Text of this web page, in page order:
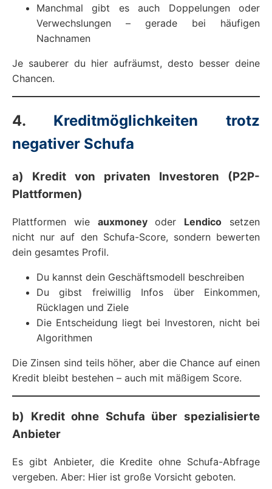
Manchmal gibt es auch Doppelungen oder
Verwechslungen – gerade bei häufigen
Nachnamen
Je sauberer du hier aufräumst, desto besser deine
Chancen.
4. Kreditmöglichkeiten trotz
negativer Schufa
a) Kredit von privaten Investoren (P2P-
Plattformen)
Plattformen wie auxmoneyoder Lendico setzen
nicht nur auf den Schufa-Score, sondern bewerten
dein gesamtes Profil.
Du kannst dein Geschäftsmodell beschreiben
Du gibst freiwillig Infos über Einkommen,
Rücklagen und Ziele
Die Entscheidung liegt bei Investoren, nicht bei
Algorithmen
Die Zinsen sind teils höher, aber die Chance auf einen
Kredit bleibt bestehen – auch mit mäßigem Score.
b) Kredit ohne Schufa über spezialisierte
Anbieter
Es gibt Anbieter, die Kredite ohne Schufa-Abfrage
vergeben. Aber: Hier ist große Vorsicht geboten.